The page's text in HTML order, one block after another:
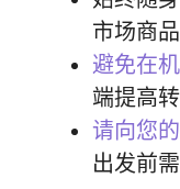
市场商
避免在
端提高
请向您
出发前